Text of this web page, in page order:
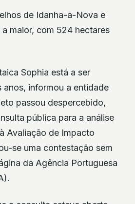
de Idanha-a-Nova e
maior, com 524 hectares
Sophia está a ser
anos, informou a entidade
passou despercebido,
pública para a análise
Avaliação de Impacto
se uma contestação sem
da Agência Portuguesa